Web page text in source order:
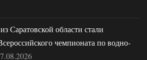
области стали
чемпионата по водно-